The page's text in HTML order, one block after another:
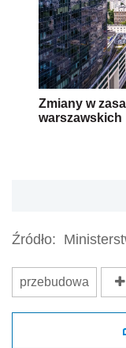
Zmiany w
warszawskich
Źródło:
przebudowa